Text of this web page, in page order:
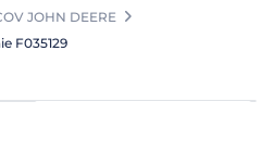
JOHN DEERE
F035129